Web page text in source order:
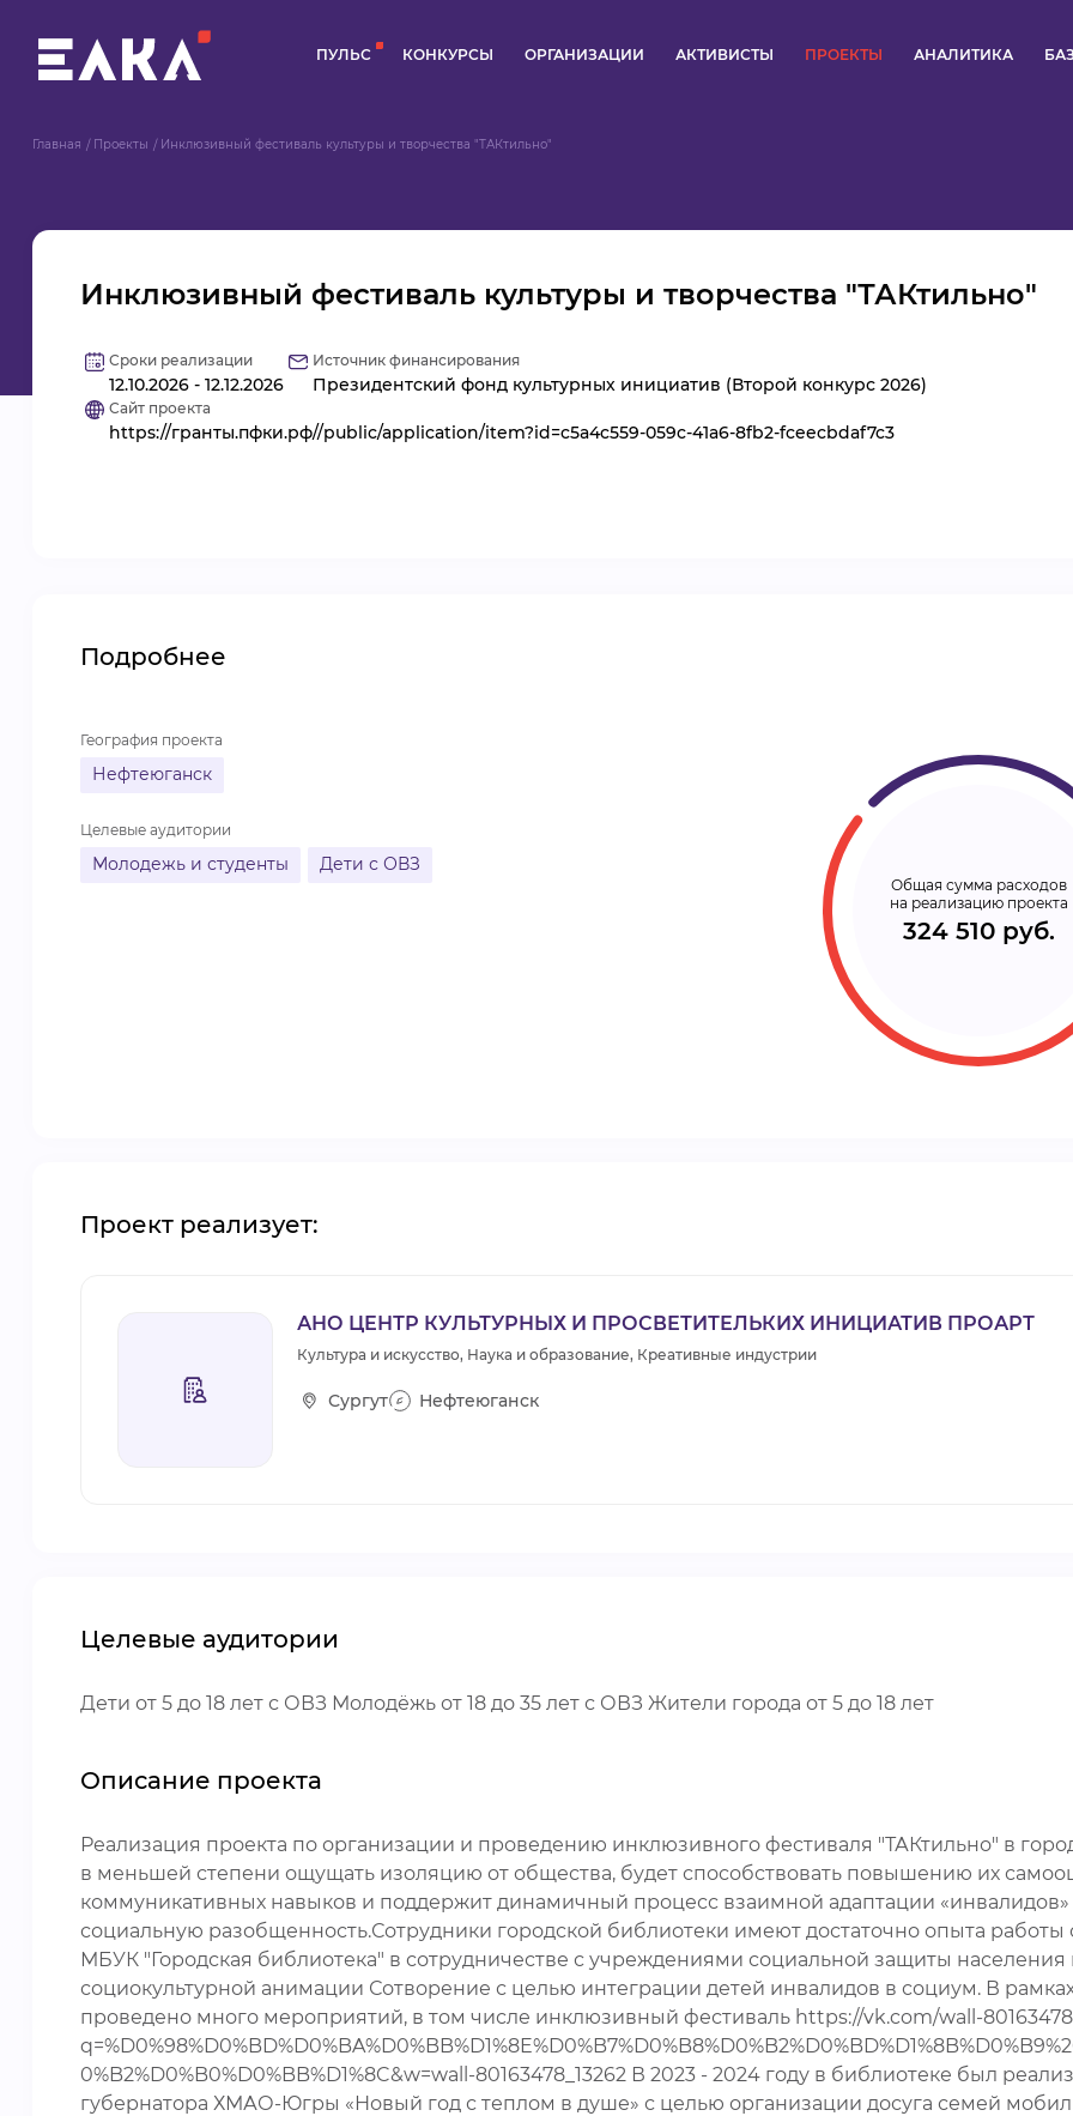
ПУЛЬС КОНКУРСЫ ОРГАНИЗАЦИИ АКТИВИСТЫ ПРОЕКТЫ АНАЛИТИКА
ПРОЕКТЫ
АНАЛИТИКА
Главная Проекты Инклюзивный фестиваль культуры и творчества "ТАКтильно"
Инклюзивный фестиваль культуры и творчества "ТАКтильно"
Сроки реализации
12.10.2026 - 12.12.2026
Источник финансирования
Президентский фонд культурных инициатив (Второй конкурс 2026)
Сайт проекта
https://гранты.пфки.рф//public/application/item?id=c5a4c559-059c-41a6-8fb2-fceecbdaf7c3
Подробнее
География проекта
Нефтеюганск
Целевые аудитории
Молодежь и студенты Дети с ОВЗ
Общая сумма расходов
на реализацию проекта
324 510 руб.
Проект реализует:
АНО ЦЕНТР КУЛЬТУРНЫХ И ПРОСВЕТИТЕЛЬКИХ ИНИЦИАТИВ ПРОАРТ
Культура и искусство, Наука и образование, Креативные индустрии
Сургут Нефтеюганск
Целевые аудитории
Дети от 5 до 18 лет с ОВЗ Молодёжь от 18 до 35 лет с ОВЗ Жители города от 5 до 18 лет
Описание проекта
Реализация проекта по организации и проведению инклюзивного фестиваля "ТАКтильно" в
в меньшей степени ощущать изоляцию от общества, будет способствовать повышению их
коммуникативных навыков и поддержит динамичный процесс взаимной адаптации
социальную разобщенность.Сотрудники городской библиотеки имеют достаточно опыта
МБУК "Городская библиотека" в сотрудничестве с учреждениями социальной защиты населения
социокультурной анимации Сотворение с целью интеграции детей инвалидов в социум. В
проведено много мероприятий, в том числе инклюзивный фестиваль https://vk.com/wall-
0%B2%D0%B0%D0%BB%D1%8C&w=wall-80163478_13262 В 2023 - 2024 году в библиотеке был
губернатора ХМАО-Югры «Новый год с теплом в душе» с целью организации досуга семей